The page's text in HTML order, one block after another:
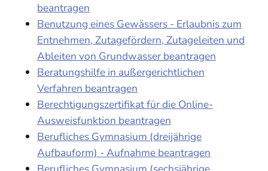
beantragen
Benutzung eines Gewässers - Erlaubnis zum
Entnehmen, Zutagefördern, Zutageleiten und
Ableiten von Grundwasser beantragen
Beratungshilfe in außergerichtlichen
Verfahren beantragen
Berechtigungszertifikat für die Online-
Ausweisfunktion beantragen
Berufliches Gymnasium (dreijährige
Aufbauform) - Aufnahme beantragen